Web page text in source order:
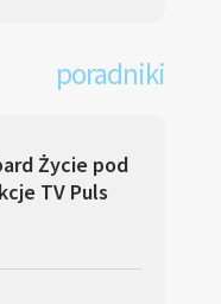
poradniki
Życie pod
TV Puls